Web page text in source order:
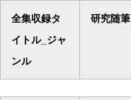
全集収録タ
イトル_ジャ
ンル
研究随筆